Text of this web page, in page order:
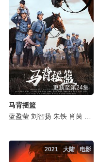
美懿 朱超艺 李羽桐 田广宇
赖雨濛 贺刚 应灏铭 王岗 姜瑞霖
更新至第24集
马背摇篮
蓝盈莹 刘智扬 朱铁 肖茵 牛
电影
大陆
2021